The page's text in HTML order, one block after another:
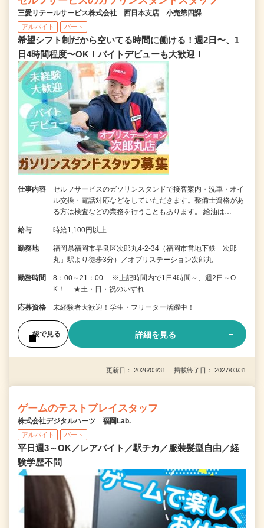
三愛リテールサービス株式会社 西日本支店 小売第四課
アルバイト パート
希望シフト制だから空いてる時間に働ける！週2日〜、1
日4時間程度〜OK！バイトデビューも大歓迎！
仕事内容
セルフサービスのガソリンスタンドで接客案内・洗車・オイ
ル交換・電話対応などをしていただきます。整備士資格があ
る方は検査などの業務を行うこともあります。 給油は…
給与 時給1,100円以上
勤務地
福岡県福岡市早良区次郎丸4-2-34（福岡市営地下鉄「次郎
丸」駅より徒歩3分）／オブリステーション次郎丸
勤務時間
8：00～21：00 ※上記時間内で1日4時間～、週2日～O
K！ ★土・日・祝のいずれ…
応募資格 未経験者大歓迎！学生・フリーター活躍中！
後で見る 詳細を見る
更新日： 2026/03/31 掲載終了日： 2027/03/31
ゲームのテストプレイスタッフ
株式会社デジタルハーツ 福岡Lab.
アルバイト パート
平日週3～OK／レアバイト／駅チカ／服装髪型自由／経
験学歴不問